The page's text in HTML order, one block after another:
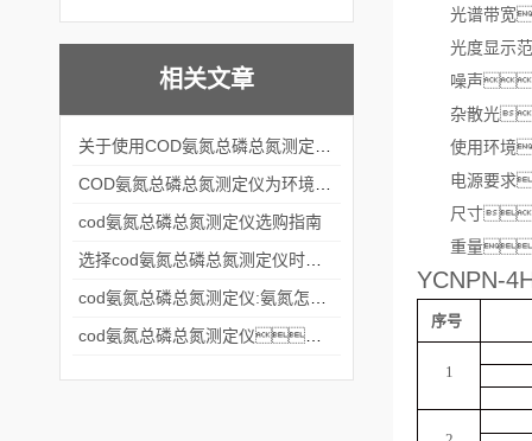
相关文章
cod氨氮总磷总氮测定仪选购指南
光谱带宽
光度显示
噪声
杂散光
使用环境
电源要求
尺寸
重量
YCNPN-
序号
1